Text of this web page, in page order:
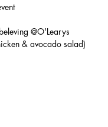
@O'Learys
& avocado salad)